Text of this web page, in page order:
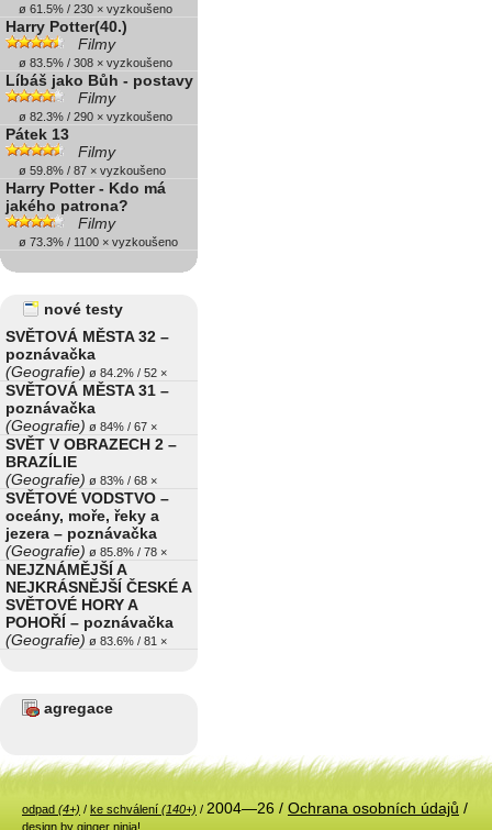
ø 61.5% / 230 × vyzkoušeno
Harry Potter(40.)
Filmy
ø 83.5% / 308 × vyzkoušeno
Líbáš jako Bůh - postavy
Filmy
ø 82.3% / 290 × vyzkoušeno
Pátek 13
Filmy
ø 59.8% / 87 × vyzkoušeno
Harry Potter - Kdo má
jakého patrona?
Filmy
ø 73.3% / 1100 × vyzkoušeno
nové testy
SVĚTOVÁ MĚSTA 32 –
poznávačka
(Geografie) ø 84.2% / 52 ×
SVĚTOVÁ MĚSTA 31 –
poznávačka
(Geografie) ø 84% / 67 ×
SVĚT V OBRAZECH 2 –
BRAZÍLIE
(Geografie) ø 83% / 68 ×
SVĚTOVÉ VODSTVO –
oceány, moře, řeky a
jezera – poznávačka
(Geografie) ø 85.8% / 78 ×
NEJZNÁMĚJŠÍ A
NEJKRÁSNĚJŠÍ ČESKÉ A
SVĚTOVÉ HORY A
POHOŘÍ – poznávačka
(Geografie) ø 83.6% / 81 ×
agregace
odpad (4+) / ke schválení (140+) / 2004—26 / Ochrana osobních údajů /
design by ginger ninja!